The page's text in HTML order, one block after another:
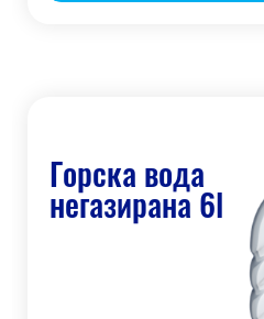
Горска вода
негазирана 6l